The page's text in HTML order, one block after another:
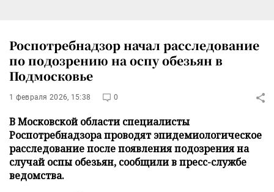
Роспотребнадзор начал расследование
по подозрению на оспу обезьян в
Подмосковье
1 февраля 2026, 15:38 0
В Московской области специалисты
Роспотребнадзора проводят эпидемиологическое
расследование после появления подозрения на
случай оспы обезьян, сообщили в пресс-службе
ведомства.